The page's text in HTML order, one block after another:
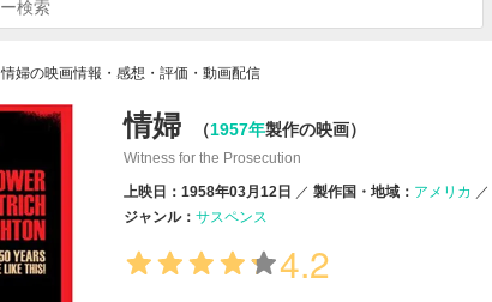
情婦の映画情報・感想・評価・動画配信
情婦 （1957年製作の映画）
Witness for the Prosecution
上映日：1958年03月12日
製作国・地域： アメリカ
ジャンル： サスペンス
4.2